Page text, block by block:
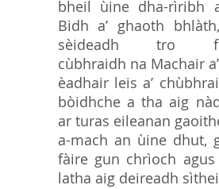
bheil ùine dha-rìribh
Bidh a’ ghaoth
sèideadh tro
cùbhraidh na Machair
èadhair leis a’
bòidhche a tha aig
ar turas eileanan
a-mach an ùine dhut,
fàire gun chrìoch
latha aig deireadh